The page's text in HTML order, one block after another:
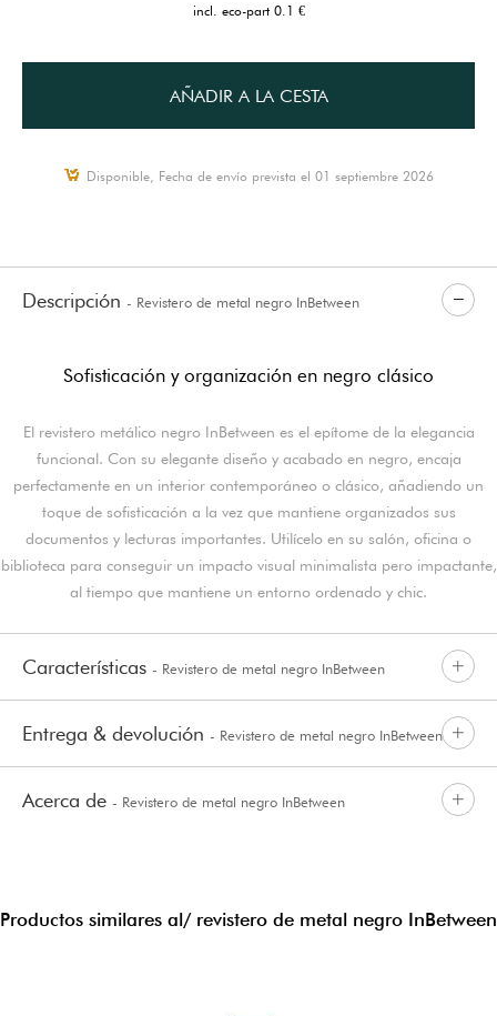
incl. eco-part 0.1 €
AÑADIR A LA CESTA
Disponible, Fecha de envío prevista el 01 septiembre 2026
Descripción - Revistero de metal negro InBetween
Sofisticación y organización en negro clásico
El revistero metálico negro InBetween es el epítome de la elegancia
funcional. Con su elegante diseño y acabado en negro, encaja
perfectamente en un interior contemporáneo o clásico, añadiendo un
toque de sofisticación a la vez que mantiene organizados sus
documentos y lecturas importantes. Utilícelo en su salón, oficina o
biblioteca para conseguir un impacto visual minimalista pero impactante,
al tiempo que mantiene un entorno ordenado y chic.
Características - Revistero de metal negro InBetween
Entrega & devolución - Revistero de metal negro InBetween
Acerca de - Revistero de metal negro InBetween
Productos similares al/ revistero de metal negro InBetween